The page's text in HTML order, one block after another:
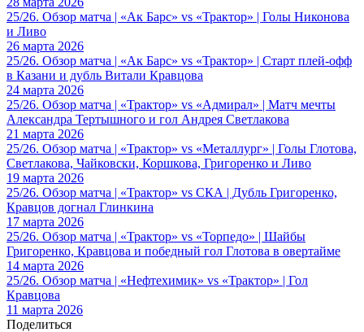
25/26. Обзор матча | «Ак Барс» vs «Трактор» | Голы Никонова
и Ливо
26 марта 2026
25/26. Обзор матча | «Ак Барс» vs «Трактор» | Старт плей-офф
в Казани и дубль Витали Кравцова
24 марта 2026
25/26. Обзор матча | «Трактор» vs «Адмирал» | Матч мечты
Александра Тертышного и гол Андрея Светлакова
21 марта 2026
25/26. Обзор матча | «Трактор» vs «Металлург» | Голы Глотова,
Светлакова, Чайковски, Коршкова, Григоренко и Ливо
19 марта 2026
25/26. Обзор матча | «Трактор» vs СКА | Дубль Григоренко,
Кравцов догнал Глинкина
17 марта 2026
25/26. Обзор матча | «Трактор» vs «Торпедо» | Шайбы
Григоренко, Кравцова и победный гол Глотова в овертайме
14 марта 2026
25/26. Обзор матча | «Нефтехимик» vs «Трактор» | Гол
Кравцова
11 марта 2026
Поделиться